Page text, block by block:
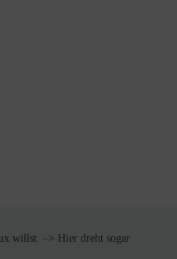
willst. –> Hier dreht sogar